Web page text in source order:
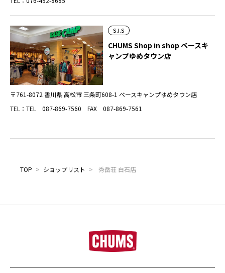
S.I.S
CHUMS Shop in shop ベースキ
ャンプゆめタウン店
〒761-8072 香川県 高松市 三条町608-1 ベースキャンプゆめタウン店
TEL：TEL 087-869-7560 FAX 087-869-7561
TOP > ショップリスト > 秀岳荘 白石店